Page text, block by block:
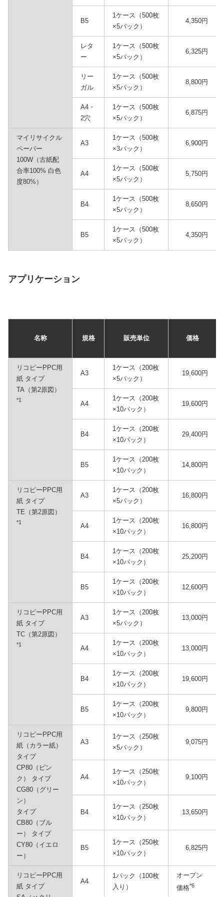
B5
1ケース（500枚
×5パック）
4,350円
レタ
ー
1ケース（500枚
×5パック）
6,325円
リー
ガル
1ケース（500枚
×5パック）
8,800円
A4・
2穴
1ケース（500枚
×5パック）
6,875円
マイリサイクル
ペーパー
100W（古紙配
合率100% 白色
度80%）
A3
1ケース（500枚
×3パック）
6,900円
A4
1ケース（500枚
×5パック）
5,750円
B4
1ケース（500枚
×5パック）
8,650円
B5
1ケース（500枚
×5パック）
4,350円
アプリケーション
名称 規格 販売単位 価格
リコピーPPC用
紙 タイプ
TA（第2原図）
*1
A3
1ケース（200枚
×5パック）
19,600円
A4
1ケース（200枚
×10パック）
19,600円
B4
1ケース（200枚
×10パック）
29,400円
B5
1ケース（200枚
×10パック）
14,800円
リコピーPPC用
紙 タイプ
TE（第2原図）
*1
A3
1ケース（200枚
×5パック）
16,800円
A4
1ケース（200枚
×10パック）
16,800円
B4
1ケース（200枚
×10パック）
25,200円
B5
1ケース（200枚
×10パック）
12,600円
リコピーPPC用
紙 タイプ
TC（第2原図）
*1
A3
1ケース（200枚
×5パック）
13,000円
A4
1ケース（200枚
×10パック）
13,000円
B4
1ケース（200枚
×10パック）
19,600円
B5
1ケース（200枚
×10パック）
9,800円
リコピーPPC用
紙（カラー紙）
タイプ
CP80（ピン
ク） タイプ
CG80（グリー
ン）
タイプ
CB80（ブル
ー） タイプ
CY80（イエロ
ー）
A3
1ケース（250枚
×5パック）
9,075円
A4
1ケース（250枚
×10パック）
9,100円
B4
1ケース（250枚
×10パック）
13,650円
B5
1ケース（250枚
×10パック）
6,825円
リコピーPPC用
紙 タイプ
A4
1パック（100枚
入り）
オープン
価格*6